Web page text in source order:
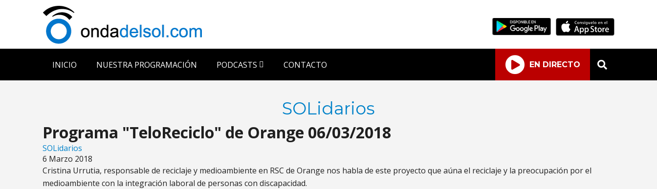
INICIO NUESTRA PROGRAMACIÓN PODCASTS CONTACTO EN DIRECTO
SOLidarios
Programa "TeloReciclo" de Orange 06/03/2018
SOLidarios
6 Marzo 2018
Cristina Urrutia, responsable de reciclaje y medioambiente en RSC de Orange nos habla de este proyecto que aúna el reciclaje y la preocupación por el
medioambiente con la integración laboral de personas con discapacidad.